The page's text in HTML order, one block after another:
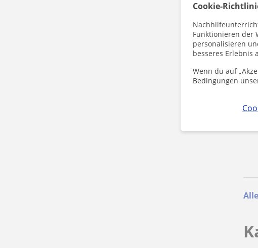
Cookie-
Funktionieren der
personalisieren
besseres Erlebnis
Wenn du auf
Bedingungen